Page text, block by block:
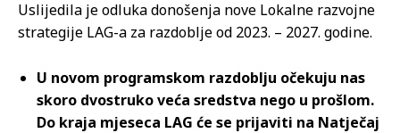
Uslijedila je odluka donošenja nove Lokalne razvojne
strategije LAG-a za razdoblje od 2023. – 2027. godine.
U novom programskom razdoblju očekuju nas
skoro dvostruko veća sredstva nego u prošlom.
Do kraja mjeseca LAG će se prijaviti na Natječaj